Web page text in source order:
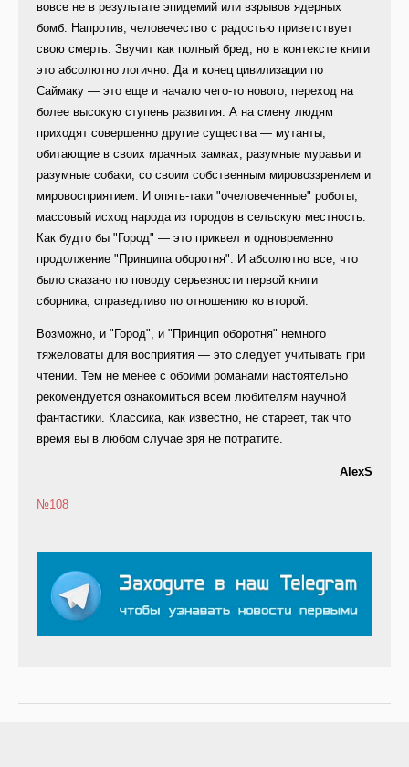
вовсе не в результате эпидемий или взрывов ядерных
бомб. Напротив, человечество с радостью приветствует
свою смерть. Звучит как полный бред, но в контексте книги
это абсолютно логично. Да и конец цивилизации по
Саймаку — это еще и начало чего-то нового, переход на
более высокую ступень развития. А на смену людям
приходят совершенно другие существа — мутанты,
обитающие в своих мрачных замках, разумные муравьи и
разумные собаки, со своим собственным мировоззрением и
мировосприятием. И опять-таки "очеловеченные" роботы,
массовый исход народа из городов в сельскую местность.
Как будто бы "Город" — это приквел и одновременно
продолжение "Принципа оборотня". И абсолютно все, что
было сказано по поводу серьезности первой книги
сборника, справедливо по отношению ко второй.
Возможно, и "Город", и "Принцип оборотня" немного
тяжеловаты для восприятия — это следует учитывать при
чтении. Тем не менее с обоими романами настоятельно
рекомендуется ознакомиться всем любителям научной
фантастики. Классика, как известно, не стареет, так что
время вы в любом случае зря не потратите.
AlexS
№108